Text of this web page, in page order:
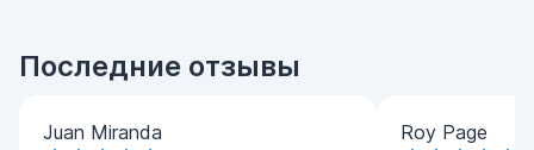
Последние отзывы
Juan Miranda Roy Page